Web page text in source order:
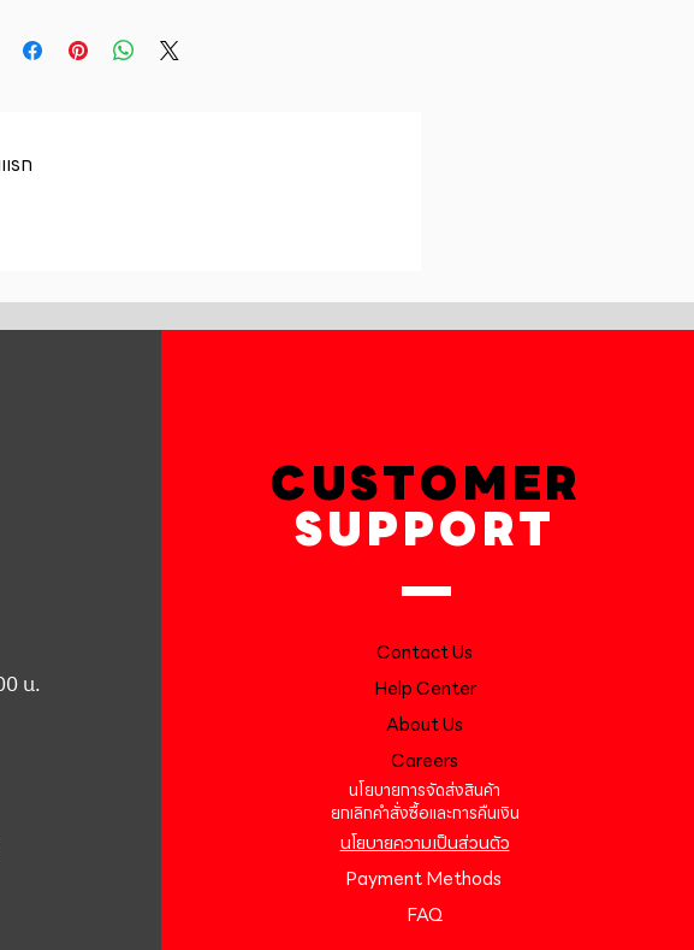
straightforward refund or exchange policy is a great
way to build trust and reassure your customers that
information about your shipping methods,
รก
น.
CUSTOMER
SUPPORT
Contact Us
Help Center
About Us
Careers
นโยบายการจัดส่งสินค้า
ยกเลิกคำสั่งซื้อและการคืนเงิน
นโยบายความเป็นส่วนตัว
Payment Methods
FAQ